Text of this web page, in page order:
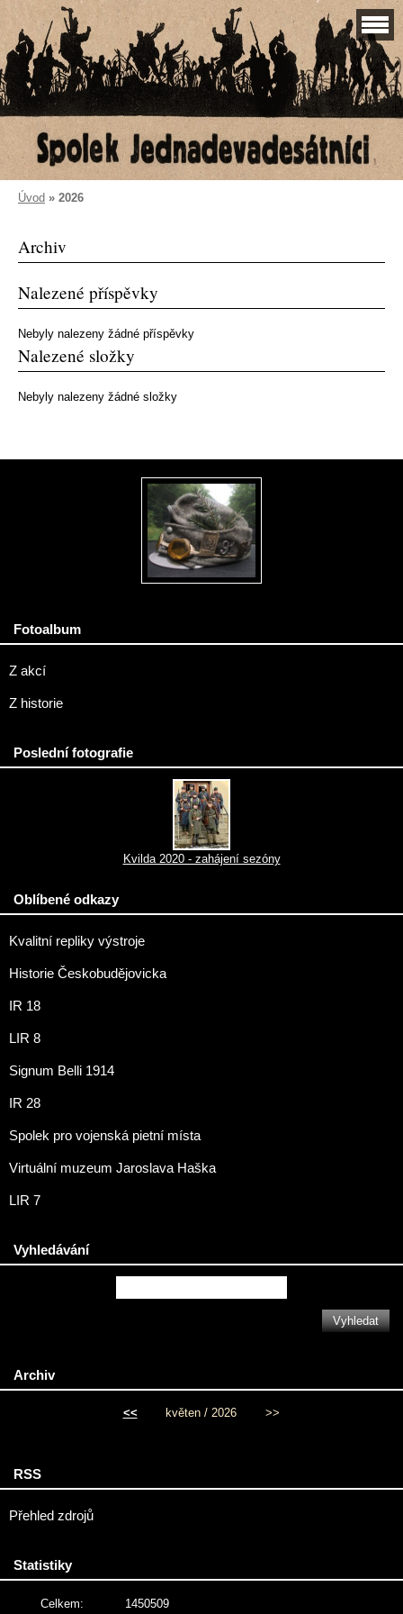
Úvod » 2026
Archiv
Nalezené příspěvky
Nebyly nalezeny žádné příspěvky
Nalezené složky
Nebyly nalezeny žádné složky
Fotoalbum
Z akcí
Z historie
Poslední fotografie
Kvilda 2020 - zahájení sezóny
Oblíbené odkazy
Kvalitní repliky výstroje
Historie Českobudějovicka
IR 18
LIR 8
Signum Belli 1914
IR 28
Spolek pro vojenská pietní místa
Virtuální muzeum Jaroslava Haška
LIR 7
Vyhledávání
Archiv
<< květen / 2026 >>
RSS
Přehled zdrojů
Statistiky
Celkem: 1450509